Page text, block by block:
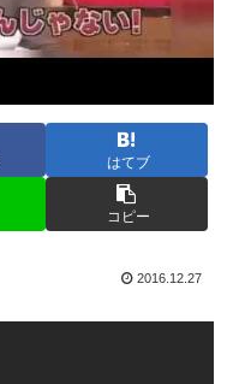
はてブ
コピー
2016.12.27